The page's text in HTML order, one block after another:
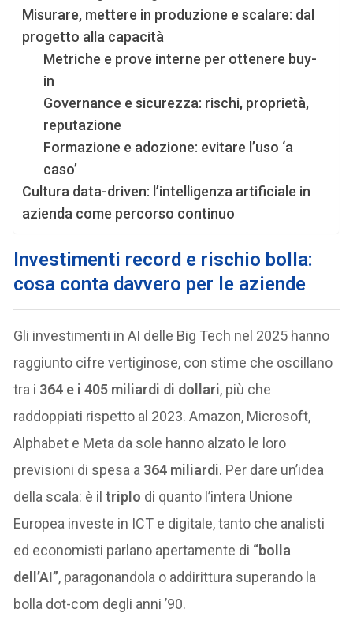
Misurare, mettere in produzione e scalare: dal
progetto alla capacità
Metriche e prove interne per ottenere buy-
in
Governance e sicurezza: rischi, proprietà,
reputazione
Formazione e adozione: evitare l’uso ‘a
caso’
Cultura data-driven: l’intelligenza artificiale in
azienda come percorso continuo
Investimenti record e rischio bolla:
cosa conta davvero per le aziende
Gli investimenti in AI delle Big Tech nel 2025 hanno
raggiunto cifre vertiginose, con stime che oscillano
tra i 364 e i 405 miliardi di dollari, più che
raddoppiati rispetto al 2023. Amazon, Microsoft,
Alphabet e Meta da sole hanno alzato le loro
previsioni di spesa a 364 miliardi. Per dare un’idea
della scala: è iltriplo di quanto l’intera Unione
Europea investe in ICT e digitale, tanto che analisti
ed economisti parlano apertamente di “bolla
dell’AI”, paragonandola o addirittura superando la
bolla dot-com degli anni ’90.